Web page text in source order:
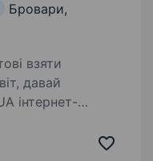
Бровари,
взяти
інтернет-
працюємо